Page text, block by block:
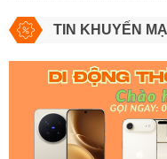
TIN KHUYẾN MẠI